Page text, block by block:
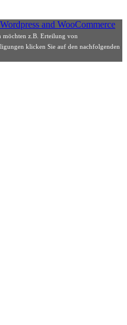
möchten z.B. Erteilung von
klicken Sie auf den nachfolgenden